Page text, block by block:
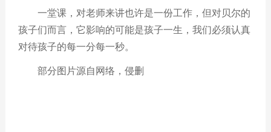
一堂课，对老师来讲也许是一份工作，但对贝尔的
孩子们而言，它影响的可能是孩子一生，我们必须认真
对待孩子的每一分每一秒。
部分图片源自网络，侵删